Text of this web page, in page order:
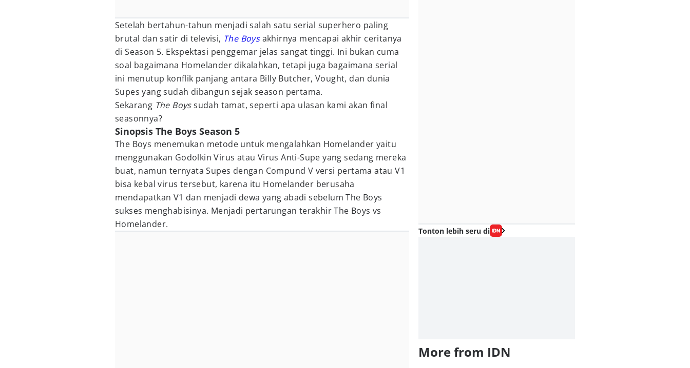
Setelah bertahun-tahun menjadi salah satu serial superhero paling
brutal dan satir di televisi, The Boysakhirnya mencapai akhir ceritanya
di Season 5. Ekspektasi penggemar jelas sangat tinggi. Ini bukan cuma
soal bagaimana Homelander dikalahkan, tetapi juga bagaimana serial
ini menutup konflik panjang antara Billy Butcher, Vought, dan dunia
Supes yang sudah dibangun sejak season pertama.
Sekarang The Boyssudah tamat, seperti apa ulasan kami akan final
seasonnya?
Sinopsis The Boys Season 5
The Boys menemukan metode untuk mengalahkan Homelander yaitu
menggunakan Godolkin Virus atau Virus Anti-Supe yang sedang mereka
buat, namun ternyata Supes dengan Compund V versi pertama atau V1
bisa kebal virus tersebut, karena itu Homelander berusaha
mendapatkan V1 dan menjadi dewa yang abadi sebelum The Boys
sukses menghabisinya. Menjadi pertarungan terakhir The Boys vs
Homelander.
Tonton lebih seru di
More from IDN